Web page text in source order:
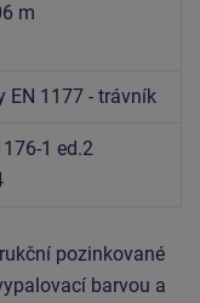
m
EN 1177 - trávník
1 ed.2
pozinkované
barvou a